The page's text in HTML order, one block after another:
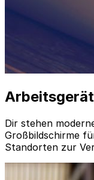
Dir stehen
Großbildschirme
Standorten zur